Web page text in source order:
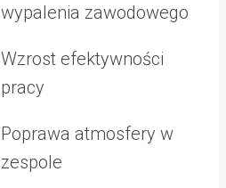
wypalenia zawodowego
Wzrost efektywności
pracy
Poprawa atmosfery w
zespole